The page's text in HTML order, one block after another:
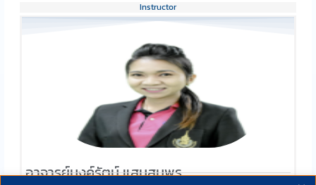
Instructor
อาจารย์นงค์รัตน์ แสนสมพร